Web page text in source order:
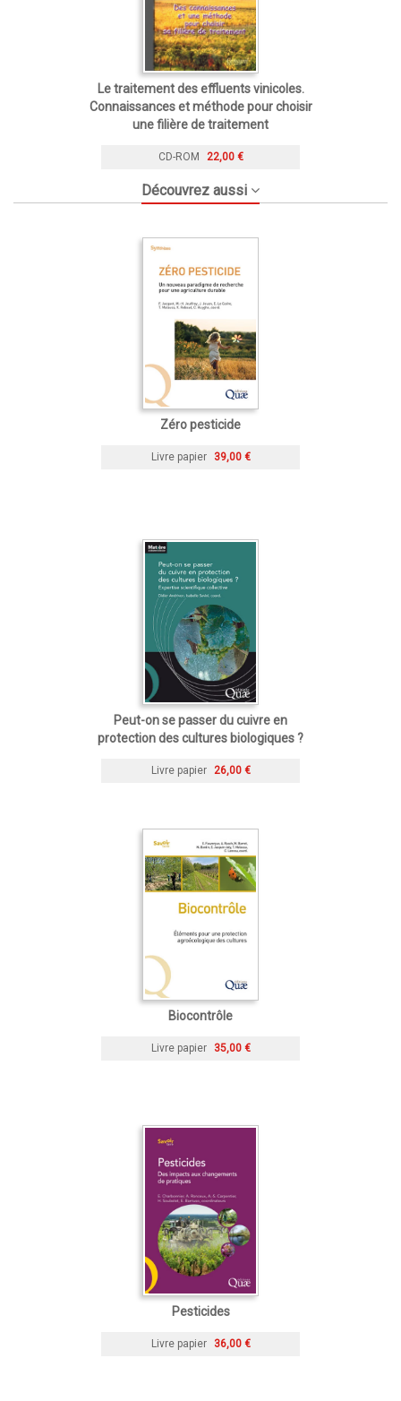
Le traitement des effluents vinicoles.
Connaissances et méthode pour choisir
une filière de traitement
CD-ROM 22,00 €
Découvrez aussi
Zéro pesticide
Livre papier 39,00 €
Peut-on se passer du cuivre en
protection des cultures biologiques ?
Livre papier 26,00 €
Biocontrôle
Livre papier 35,00 €
Pesticides
Livre papier 36,00 €